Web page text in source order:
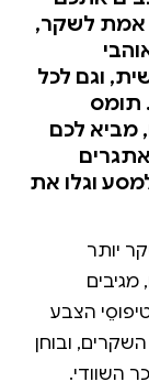
אמת לשקר,
וגם לכל
תומס
מביא לכם
וגלו את
יותר
הצבע
ובוחן
השוודי.